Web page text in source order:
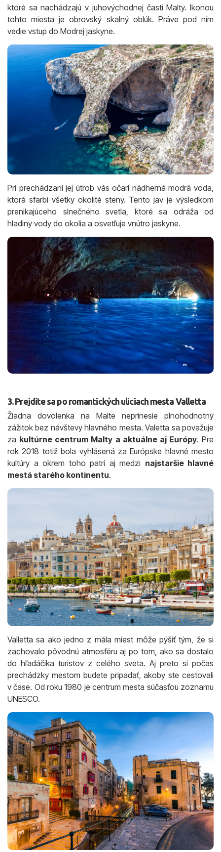
ktoré sa nachádzajú v juhovýchodnej časti Malty. Ikonou
tohto miesta je obrovský skalný oblúk. Práve pod ním
vedie vstup do Modrej jaskyne.
Pri prechádzaní jej útrob vás očarí nádherná modrá voda,
ktorá sfarbí všetky okolité steny. Tento jav je výsledkom
prenikajúceho slnečného svetla, ktoré sa odráža od
hladiny vody do okolia a osvetľuje vnútro jaskyne.
3. Prejdite sa po romantických uliciach mesta Valletta
Žiadna dovolenka na Malte neprinesie plnohodnotný
zážitok bez návštevy hlavného mesta. Valetta sa považuje
za kultúrne centrum Malty a aktuálne aj Európy. Pre
rok 2018 totiž bola vyhlásená za Európske hlavné mesto
kultúry a okrem toho patrí aj medzi najstaršie hlavné
mestá starého kontinentu.
Valletta sa ako jedno z mála miest môže pýšiť tým, že si
zachovalo pôvodnú atmosféru aj po tom, ako sa dostalo
do hľadáčika turistov z celého sveta. Aj preto si počas
prechádzky mestom budete pripadať, akoby ste cestovali
v čase. Od roku 1980 je centrum mesta súčasťou zoznamu
UNESCO.